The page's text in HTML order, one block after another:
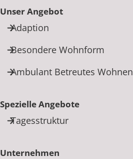
Unser Angebot
Adaption
Besondere Wohnform
Ambulant Betreutes Wohnen
Spezielle Angebote
Tagesstruktur
Unternehmen